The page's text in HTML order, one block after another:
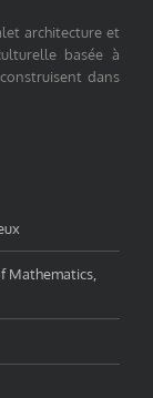
architecture et
basée à
dans
Mathematics,